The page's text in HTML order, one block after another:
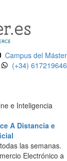
Campus del Máster
(+34) 617219646
e Inteligencia
A Distancia e
las semanas.
Electrónico a